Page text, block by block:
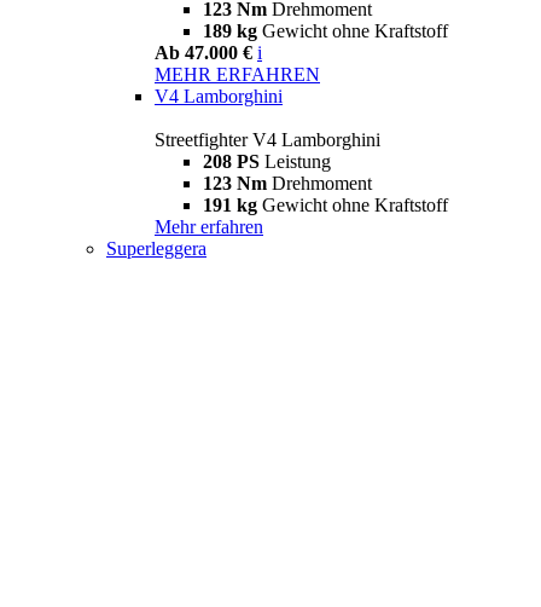
123 Nm Drehmoment
189 kg Gewicht ohne Kraftstoff
Ab 47.000 € i
MEHR ERFAHREN
V4 Lamborghini
Streetfighter V4 Lamborghini
208 PS Leistung
123 Nm Drehmoment
191 kg Gewicht ohne Kraftstoff
Mehr erfahren
Superleggera